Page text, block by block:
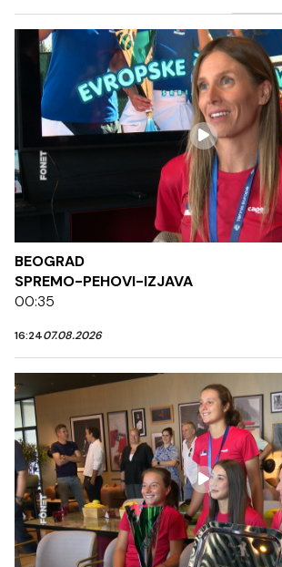
BEOGRAD
SPREMO-PEHOVI-IZJAVA
00:35
16:2407.08.2026